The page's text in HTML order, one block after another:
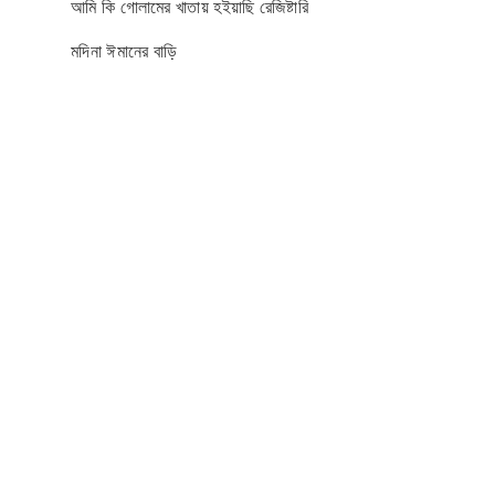
আমি কি গোলামের খাতায় হইয়াছি রেজিষ্টারি
মদিনা ঈমানের বাড়ি